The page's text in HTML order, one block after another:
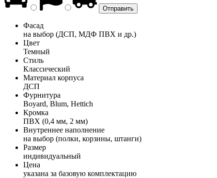
Фасад
на выбор (ДСП, МДФ ПВХ и др.)
Цвет
Темный
Стиль
Классический
Материал корпуса
ДСП
Фурнитура
Boyard, Blum, Hettich
Кромка
ПВХ (0,4 мм, 2 мм)
Внутреннее наполнение
на выбор (полки, корзины, штанги)
Размер
индивидуальный
Цена
указана за базовую комплектацию